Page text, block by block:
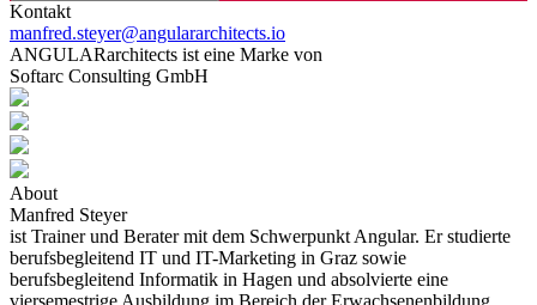
Kontakt
manfred.steyer@angulararchitects.io
ANGULARarchitects ist eine Marke von
Softarc Consulting GmbH
About
Manfred Steyer
ist Trainer und Berater mit dem Schwerpunkt Angular. Er studierte
berufsbegleitend IT und IT-Marketing in Graz sowie
berufsbegleitend Informatik in Hagen und absolvierte eine